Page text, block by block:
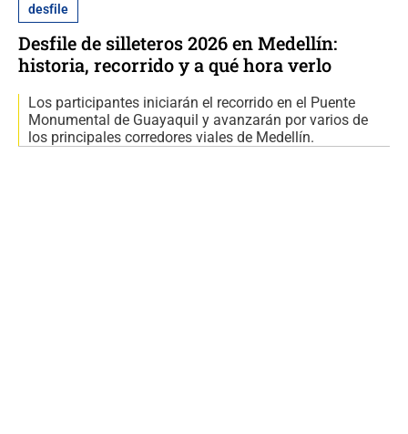
desfile
Desfile de silleteros 2026 en Medellín:
historia, recorrido y a qué hora verlo
Los participantes iniciarán el recorrido en el Puente
Monumental de Guayaquil y avanzarán por varios de
los principales corredores viales de Medellín.